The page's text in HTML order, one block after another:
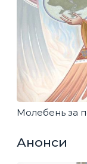
Молебень за
Анонси